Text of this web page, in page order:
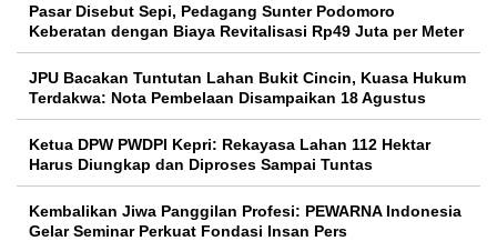
Pasar Disebut Sepi, Pedagang Sunter Podomoro
Keberatan dengan Biaya Revitalisasi Rp49 Juta per Meter
JPU Bacakan Tuntutan Lahan Bukit Cincin, Kuasa Hukum
Terdakwa: Nota Pembelaan Disampaikan 18 Agustus
Ketua DPW PWDPI Kepri: Rekayasa Lahan 112 Hektar
Harus Diungkap dan Diproses Sampai Tuntas
Kembalikan Jiwa Panggilan Profesi: PEWARNA Indonesia
Gelar Seminar Perkuat Fondasi Insan Pers